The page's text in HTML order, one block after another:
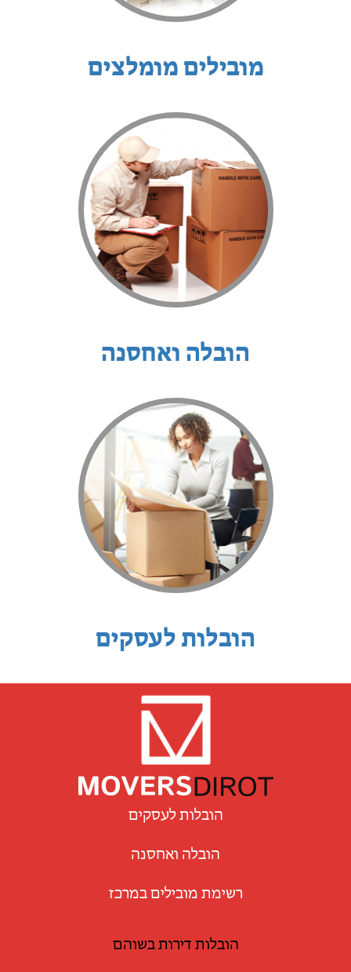
מובילים מומלצים
הובלה ואחסנה
הובלות לעסקים
הובלות לעסקים
הובלה ואחסנה
רשימת מובילים במרכז
הובלות דירות בשוהם